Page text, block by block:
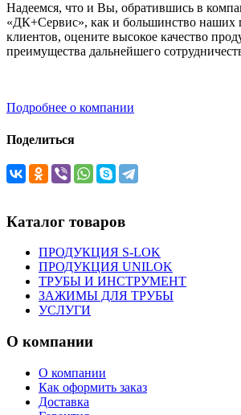
Надеемся, что и Вы, обратившись в
«ДК+Сервис», как и большинство наших
клиентов, оцените высокое качество
преимущества дальнейшего
Подробнее о компании
Поделиться
Каталог товаров
ПРОДУКЦИЯ S-LOK
ПРОДУКЦИЯ UNILOK
ТРУБЫ И ИНСТРУМЕНТ
ЗАЖИМЫ ДЛЯ ТРУБЫ
УСЛУГИ
О компании
О компании
Как оформить заказ
Доставка